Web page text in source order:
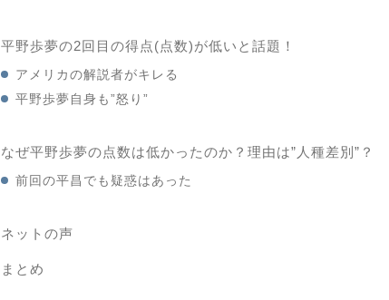
平野歩夢の2回目の得点(点数)が低いと話題！
アメリカの解説者がキレる
平野歩夢自身も”怒り”
なぜ平野歩夢の点数は低かったのか？理由は”人種差別”？
前回の平昌でも疑惑はあった
ネットの声
まとめ